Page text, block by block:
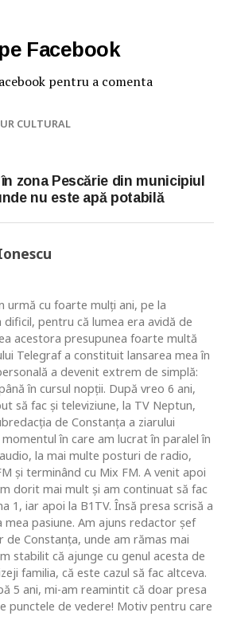
Facebook
pentru a comenta
CULTURAL
zona Pescărie din municipiul
nu este apă potabilă
urmă cu foarte mulţi ani, pe la
dificil, pentru că lumea era avidă de
acestora presupunea foarte multă
Telegraf a constituit lansarea mea în
a devenit extrem de simplă:
în cursul nopţii. După vreo 6 ani,
să fac şi televiziune, la TV Neptun,
de Constanţa a ziarului
în care am lucrat în paralel în
la mai multe posturi de radio,
şi terminând cu Mix FM. A venit apoi
dorit mai mult şi am continuat să fac
1, iar apoi la B1TV. Însă presa scrisă a
pasiune. Am ajuns redactor şef
Constanţa, unde am rămas mai
stabilit că ajunge cu genul acesta de
familia, că este cazul să fac altceva.
5 ani, mi-am reamintit că doar presa
punctele de vedere! Motiv pentru care